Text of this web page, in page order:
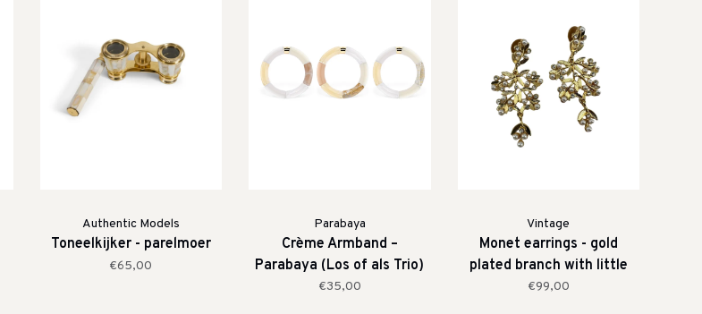
Authentic Models
Toneelkijker - parelmoer
€65,00
Parabaya
Crème Armband –
Parabaya (Los of als Trio)
€35,00
Vintage
Monet earrings - gold
plated branch with little
pearls
€99,00